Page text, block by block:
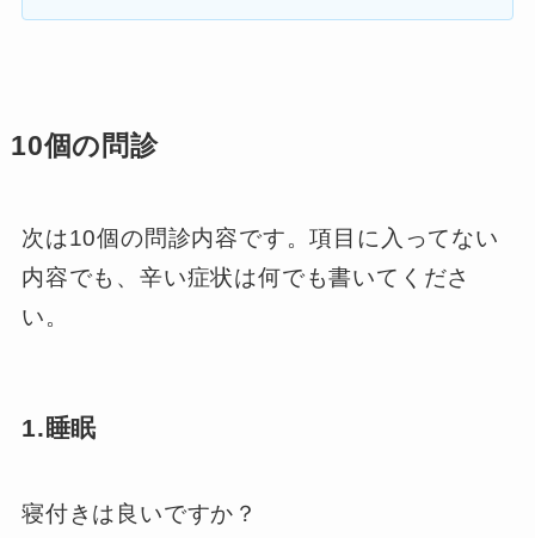
10個の問診
次は10個の問診内容です。項目に入ってない
内容でも、辛い症状は何でも書いてくださ
い。
1.睡眠
寝付きは良いですか？